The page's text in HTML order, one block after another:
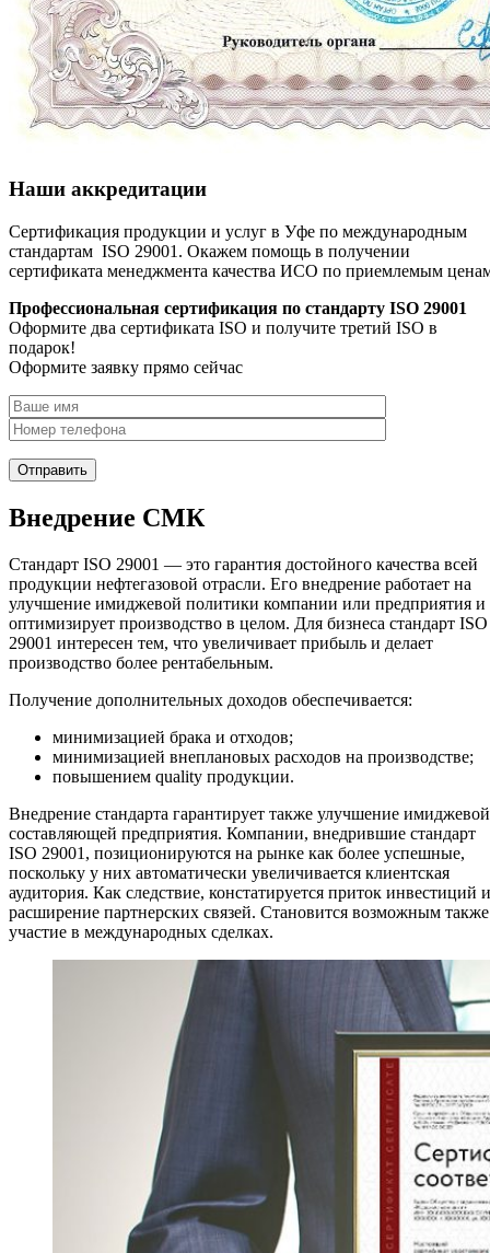
Наши аккредитации
Сертификация продукции и услуг в Уфе по международным
стандартам ISO 29001. Окажем помощь в получении
сертификата менеджмента качества ИСО по приемлемым
Профессиональная сертификация по стандарту ISO 29001
Оформите два сертификата ISO и получите третий ISO в
подарок!
Оформите заявку прямо сейчас
Внедрение СМК
Стандарт ISO 29001 — это гарантия достойного качества всей
продукции нефтегазовой отрасли. Его внедрение работает на
улучшение имиджевой политики компании или предприятия и
оптимизирует производство в целом. Для бизнеса стандарт ISO
29001 интересен тем, что увеличивает прибыль и делает
производство более рентабельным.
Получение дополнительных доходов обеспечивается:
минимизацией брака и отходов;
минимизацией внеплановых расходов на производстве;
повышением quality продукции.
Внедрение стандарта гарантирует также улучшение имиджевой
составляющей предприятия. Компании, внедрившие стандарт
ISO 29001, позиционируются на рынке как более успешные,
поскольку у них автоматически увеличивается клиентская
аудитория. Как следствие, констатируется приток инвестиций и
расширение партнерских связей. Становится возможным также
участие в международных сделках.